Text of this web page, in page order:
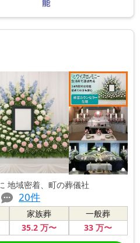
能
地域密着、町の葬儀社
20件
家族葬
35.2万〜
一般葬
33 万〜